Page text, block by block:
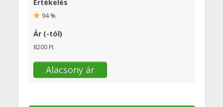
Értékelés
94 %
Ár (-tól)
8200 Ft
Alacsony ár